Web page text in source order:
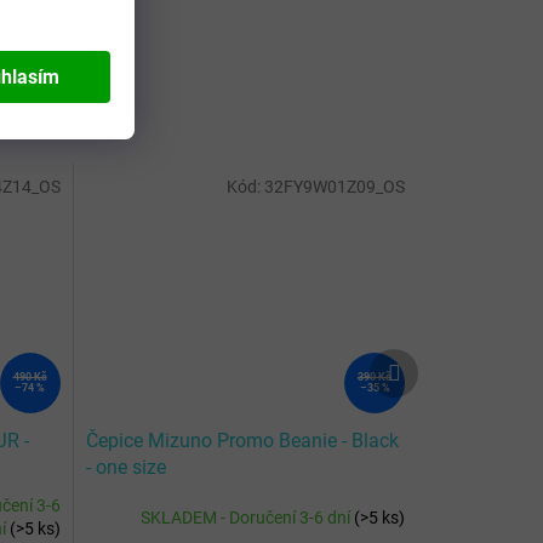
490 Kč
–74 %
-
3-6
(>5 ks)
390 Kč
–35 %
Čepice Mizuno Promo Beanie - Black
- one size
SKLADEM - Doručení 3-6 dní(>5 ks)
Kód: 32FY9W01Z09_OS
produkt